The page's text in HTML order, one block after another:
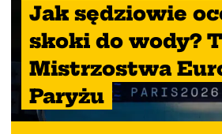
Jak sędziowie
skoki do wody?
Mistrzostwa
Paryżu